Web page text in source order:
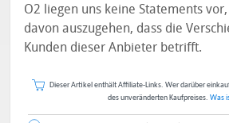
O2 liegen uns keine Statements
davon auszugehen, dass die
Kunden dieser Anbieter betrifft.
Dieser Artikel enthält Affiliate-Links. Wer darüber
des unveränderten Kaufpreises. Was